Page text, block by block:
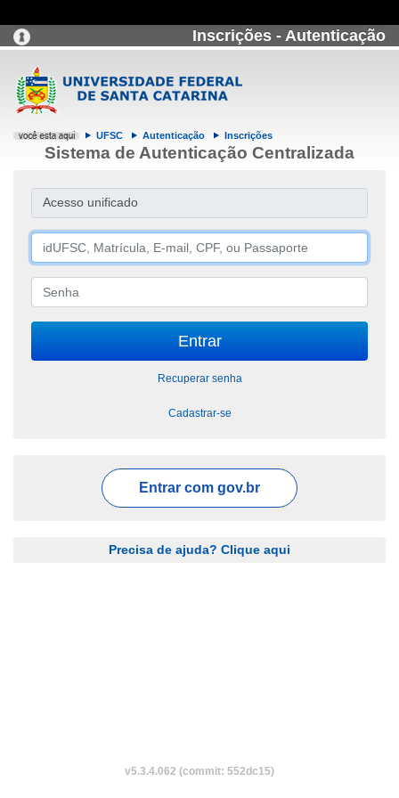
Inscrições - Autenticação
UFSC Autenticação Inscrições
Sistema de Autenticação Centralizada
Acesso unificado
Recuperar senha
Cadastrar-se
Entrar com gov.br
Precisa de ajuda? Clique aqui
v5.3.4.062 (commit: 552dc15)